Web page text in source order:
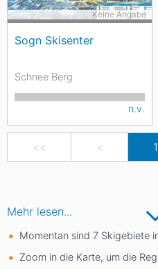
Sogn Skisenter
Keine Angabe
Schnee Berg
n.v.
<< < 1
Mehr lesen...
Momentan sind 7 Skigebiete
Zoom in die Karte, um die